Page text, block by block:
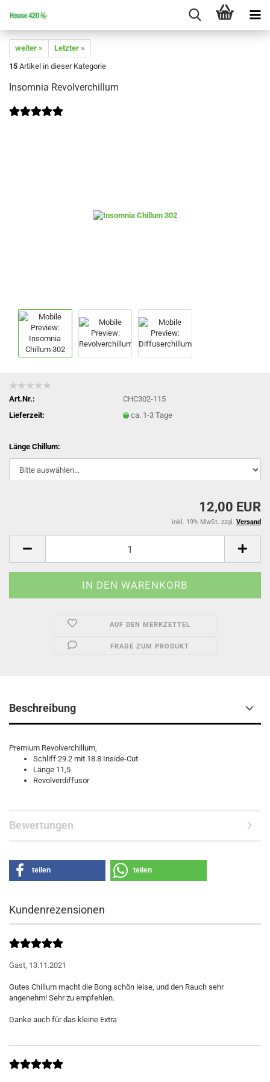
weiter »
Letzter »
15 Artikel in dieser Kategorie
Insomnia Revolverchillum
Art.Nr.:
CHC302-115
Lieferzeit:
ca. 1-3 Tage
Länge Chillum:
12,00 EUR
inkl. 19% MwSt. zzgl. Versand
AUF DEN MERKZETTEL
FRAGE ZUM PRODUKT
Beschreibung
Premium Revolverchillum,
Schliff 29.2 mit 18.8 Inside-Cut
Länge 11,5
Revolverdiffusor
Bewertungen
teilen teilen
Kundenrezensionen
Gast, 13.11.2021
Gutes Chillum macht die Bong schön leise, und den Rauch sehr
angenehm! Sehr zu empfehlen.